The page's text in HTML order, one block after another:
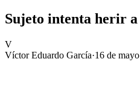
Sujeto intenta herir
V
Víctor Eduardo García·16 de